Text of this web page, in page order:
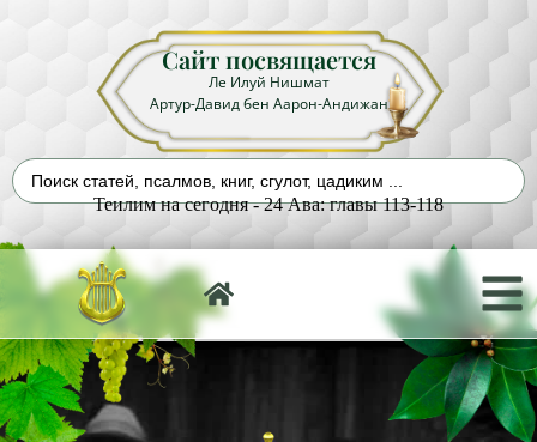
Сайт посвящается
Ле Илуй Нишмат
Артур-Давид бен Аарон-Андижан
Теилим на сегодня - 24 Ава: главы 113-118